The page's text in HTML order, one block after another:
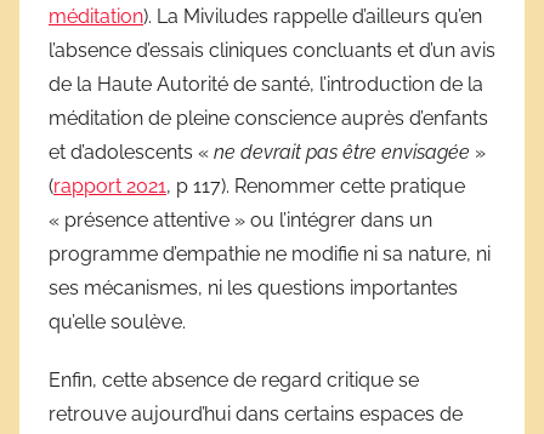
méditation). La Miviludes rappelle d’ailleurs qu’en
l’absence d’essais cliniques concluants et d’un avis
de la Haute Autorité de santé, l’introduction de la
méditation de pleine conscience auprès d’enfants
et d’adolescents « ne devrait pas être envisagée »
(rapport 2021, p 117). Renommer cette pratique
« présence attentive » ou l’intégrer dans un
programme d’empathie ne modifie ni sa nature, ni
ses mécanismes, ni les questions importantes
qu’elle soulève.
Enfin, cette absence de regard critique se
retrouve aujourd’hui dans certains espaces de